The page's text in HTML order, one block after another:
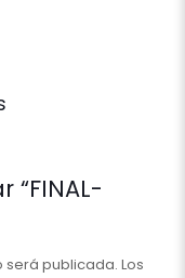
“FINAL-
será publicada. Los